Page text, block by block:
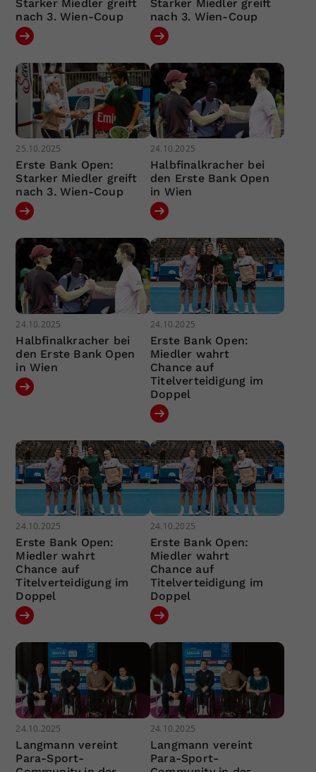
Starker Miedler greift
nach 3. Wien-Coup
Starker Miedler greift
nach 3. Wien-Coup
25.10.2025
Erste Bank Open:
Starker Miedler greift
nach 3. Wien-Coup
24.10.2025
Halbfinalkracher bei
den Erste Bank Open
in Wien
24.10.2025
Halbfinalkracher bei
den Erste Bank Open
in Wien
24.10.2025
Erste Bank Open:
Miedler wahrt
Chance auf
Titelverteidigung im
Doppel
24.10.2025
Erste Bank Open:
Miedler wahrt
Chance auf
Titelverteidigung im
Doppel
24.10.2025
Erste Bank Open:
Miedler wahrt
Chance auf
Titelverteidigung im
Doppel
24.10.2025
Langmann vereint
Para-Sport-
24.10.2025
Langmann vereint
Para-Sport-